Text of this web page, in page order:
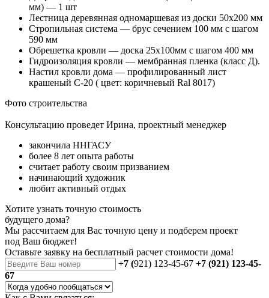
мм) — 1 шт
Лестница деревянная одномаршевая из доски 50х200 мм
Стропильная система — брус сечением 100 мм с шагом
590 мм
Обрешетка кровли — доска 25х100мм с шагом 400 мм
Гидроизоляция кровли — мембранная пленка (класс Д).
Настил кровли дома — профилированный лист
крашеный С-20 ( цвет: коричневый Ral 8017)
Фото строительства
Консультацию проведет Ирина, проектный менеджер
закончила ННГАСУ
более 8 лет опыта работы
считает работу своим призванием
начинающий художник
любит активный отдых
Хотите узнать точную стоимость
будущего дома?
Мы рассчитаем для Вас точную цену и подберем проект
под Ваш бюджет!
Оставьте заявку на бесплатный расчет стоимости дома!
+7 (921) 123-45-67 +7 (921) 123-45-
67